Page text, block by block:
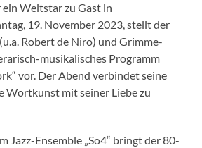
Weltstar zu Gast in
19. November 2023, stellt der
Robert de Niro) und Grimme-
musikalisches Programm
vor. Der Abend verbindet seine
Wortkunst mit seiner Liebe zu
Jazz-Ensemble „So4“ bringt der 80-